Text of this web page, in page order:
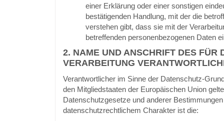
einer Erklärung oder einer sonstigen
bestätigenden Handlung, mit der die
verstehen gibt, dass sie mit der
betreffenden personenbezogenen Daten
2. NAME UND ANSCHRIFT DES FÜR
VERARBEITUNG
Verantwortlicher im Sinne der Datenschutz-
den Mitgliedstaaten der Europäischen Union
Datenschutzgesetze und anderer
datenschutzrechtlichem Charakter ist die: